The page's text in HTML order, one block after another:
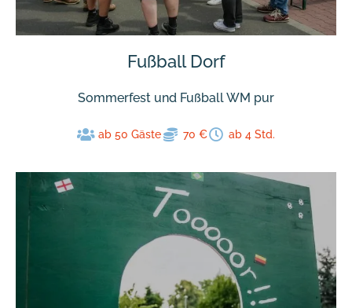
Fußball Dorf
Sommerfest und Fußball WM pur
ab 50 Gäste 70 € ab 4 Std.